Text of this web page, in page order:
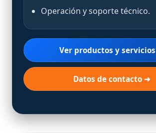
Operación y soporte técnico.
Ver productos y
Datos de contacto ➜